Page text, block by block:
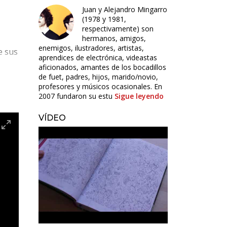
sus
Juan y Alejandro Mingarro
(1978 y 1981,
respectivamente) son
hermanos, amigos,
enemigos, ilustradores, artistas,
aprendices de electrónica, videastas
aficionados, amantes de los bocadillos
de fuet, padres, hijos, marido/novio,
profesores y músicos ocasionales. En
2007 fundaron su estu Sigue leyendo
VÍDEO